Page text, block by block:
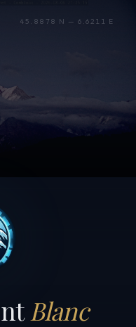
45.8878 N — 6.6211 E
Blanc